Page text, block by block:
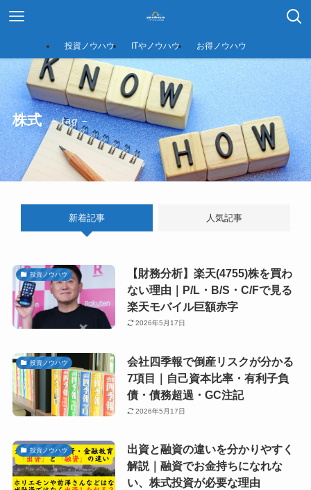
投資ノウハウ ITやノウハウ お得ノウハウ
株式 – tag –
新着記事 人気記事
投資ノウハウ
【財務分析】楽天(4755)株を買わ
ない理由｜P/L・B/S・C/Fで見る
楽天モバイル巨額赤字
2026年5月17日
投資ノウハウ
会社四季報で倒産リスクが分かる
7項目｜自己資本比率・有利子負
債・債務超過・GC注記
2026年5月17日
投資ノウハウ
出資と融資の違いを分かりやすく
解説｜融資でお金持ちになれな
い、株式投資が必要な理由